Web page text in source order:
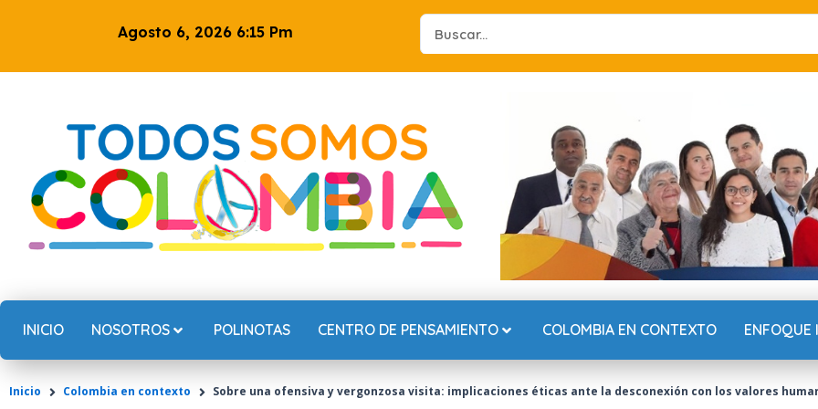
Agosto 6, 2026 6:15 Pm
Search
...
INICIO NOSOTROS POLINOTAS CENTRO DE PENSAMIENTO COLOMBIA EN CONTEXTO ENFOQUE
Inicio Colombia en contexto Sobre una ofensiva y vergonzosa visita: implicaciones éticas ante la desconexión con los valores